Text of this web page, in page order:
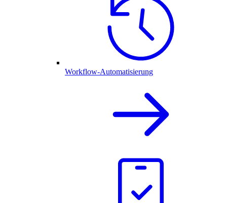
Workflow-Automatisierung